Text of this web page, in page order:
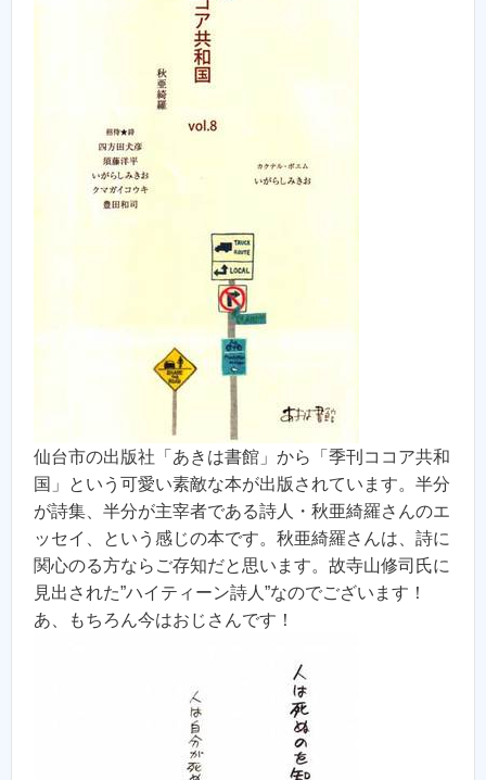
仙台市の出版社「あきは書館」から「季刊ココア共和
国」という可愛い素敵な本が出版されています。半分
が詩集、半分が主宰者である詩人・秋亜綺羅さんのエ
ッセイ、という感じの本です。秋亜綺羅さんは、詩に
関心のる方ならご存知だと思います。故寺山修司氏に
見出された”ハイティーン詩人”なのでございます！
あ、もちろん今はおじさんです！